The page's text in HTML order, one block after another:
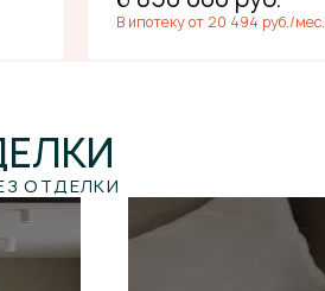
В ипотеку от 20 494 руб./мес.
ОТДЕЛКИ